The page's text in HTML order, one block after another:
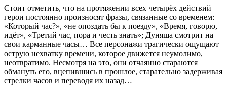
Стоит отметить, что на протяжении всех четырёх действий
герои постоянно произносят фразы, связанные со временем:
«Который час?», «не опоздать бы к поезду», «Время, говорю,
идёт», «Третий час, пора и честь знать»; Дуняша смотрит на
свои карманные часы… Все персонажи трагически ощущают
острую нехватку времени, которое движется неумолимо,
неотвратимо. Несмотря на это, они отчаянно стараются
обмануть его, вцепившись в прошлое, старательно задерживая
стрелки часов и переводя их назад…